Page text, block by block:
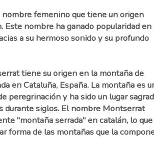
femenino que tiene un origen
Este nombre ha ganado popularidad en
a su hermoso sonido y su profundo
tiene su origen en la montaña de
en Cataluña, España. La montaña es
peregrinación y ha sido un lugar
durante siglos. El nombre Montserrat
"montaña serrada" en catalán, lo
forma de las montañas que la